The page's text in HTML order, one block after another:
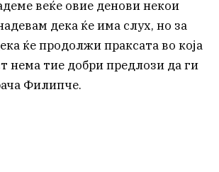
веќе овие денови некои
дека ќе има слух, но за
ќе продолжи праксата во која
нема тие добри предлози да ги
Филипче.